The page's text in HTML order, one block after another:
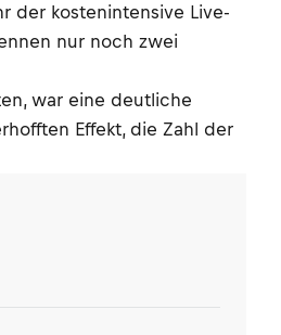
der kostenintensive Live-
nur noch zwei
war eine deutliche
Effekt, die Zahl der